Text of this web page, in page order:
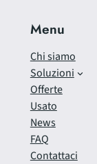
Menu
Chi siamo
Soluzioni
Offerte
Usato
News
FAQ
Contattaci